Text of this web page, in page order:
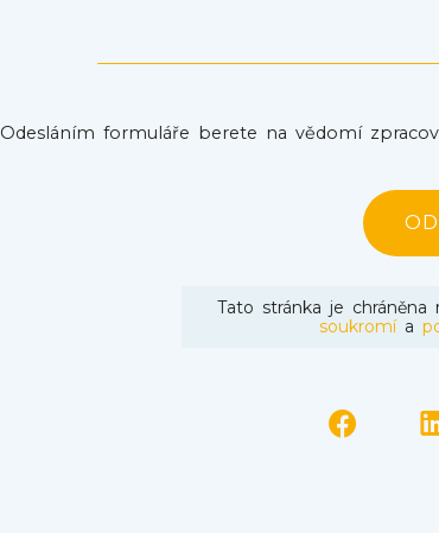
Odesláním formuláře berete na vědomí
Tato stránka je chráněna
soukromía